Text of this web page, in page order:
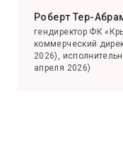
Роберт Тер-
гендиректор ФК
коммерческий
2026),
апреля 2026)